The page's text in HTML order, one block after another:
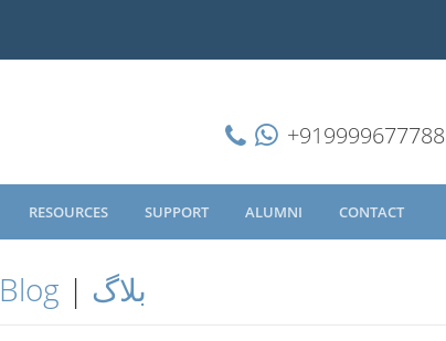
+919999677788
RESOURCES SUPPORT ALUMNI CONTACT
Blog | بلاگ